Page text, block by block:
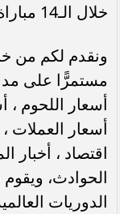
خلال الـ14 مباراة، بينما استقبلت شباكه 13 هدف.
ونقدم لكم من
أسعار اللحوم ،
أسعار العملات ،
اقتصاد ، أخبار
الحوادث،
الدوريات